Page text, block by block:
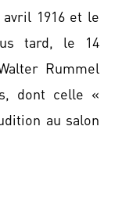
1916 et le
tard, le 14
Rummel
dont celle «
au salon